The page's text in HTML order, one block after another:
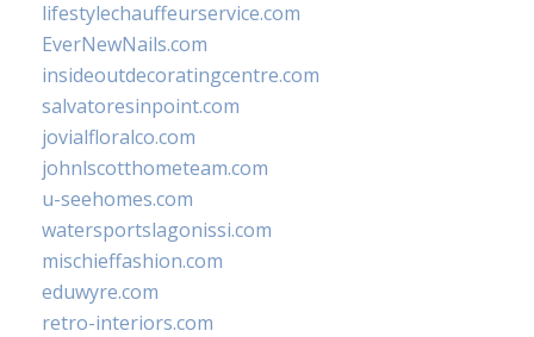
lifestylechauffeurservice.com
EverNewNails.com
insideoutdecoratingcentre.com
salvatoresinpoint.com
jovialfloralco.com
johnlscotthometeam.com
u-seehomes.com
watersportslagonissi.com
mischieffashion.com
eduwyre.com
retro-interiors.com